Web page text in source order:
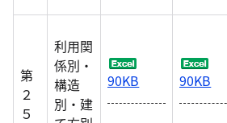
第
２
５
利用関
係別・
構造
別・建
90KB 90KB